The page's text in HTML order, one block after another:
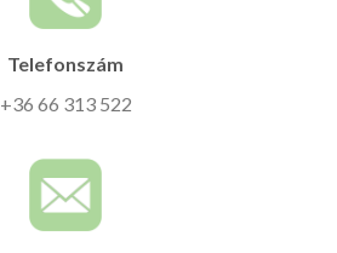
Telefonszám
+36 66 313 522